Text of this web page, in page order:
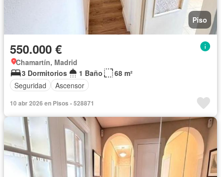
Piso
550.000 €
Chamartín, Madrid
3 Dormitorios
1 Baño
68 m²
Seguridad
Ascensor
10 abr 2026 en Pisos - 528871